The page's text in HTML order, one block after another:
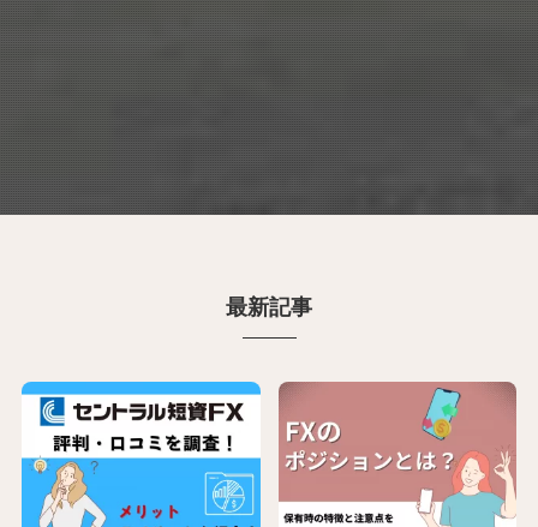
最新記事